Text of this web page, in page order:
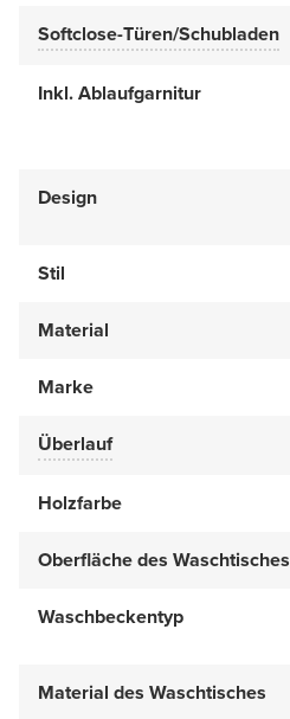
Softclose-Türen/Schubladen
Inkl. Ablaufgarnitur
Design
Stil
Material
Marke
Überlauf
Holzfarbe
Oberfläche des Waschtisches
Waschbeckentyp
Material des Waschtisches